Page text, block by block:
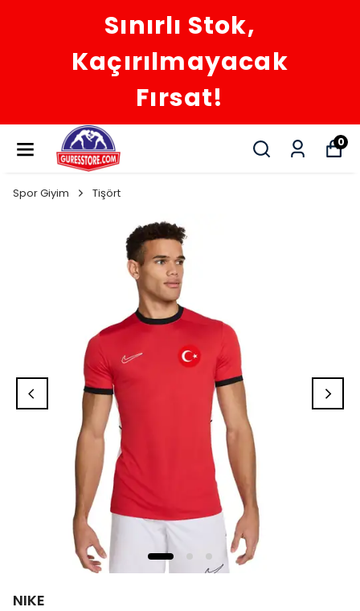
Sınırlı Stok,
Kaçırılmayacak
Fırsat!
0
Spor Giyim Tişört
NIKE